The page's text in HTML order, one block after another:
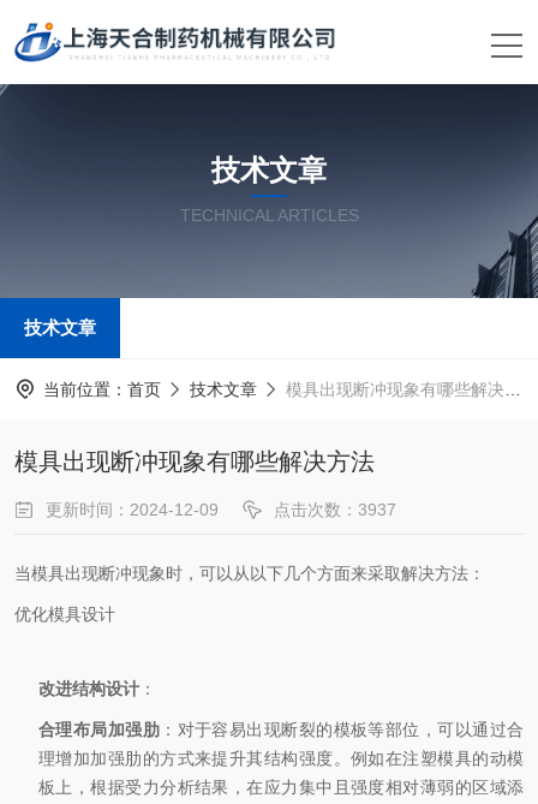
技术文章
TECHNICAL ARTICLES
技术文章
当前位置： 首页 技术文章 模具出现断冲现象有哪些解决方法
模具出现断冲现象有哪些解决方法
更新时间：2024-12-09 点击次数：3937
当模具出现断冲现象时，可以从以下几个方面来采取解决方法：
优化模具设计
改进结构设计 ：
合理布局加强肋 ：对于容易出现断裂的模板等部位，可以通过合
理增加加强肋的方式来提升其结构强度。例如在注塑模具的动模
板上，根据受力分析结果，在应力集中且强度相对薄弱的区域添